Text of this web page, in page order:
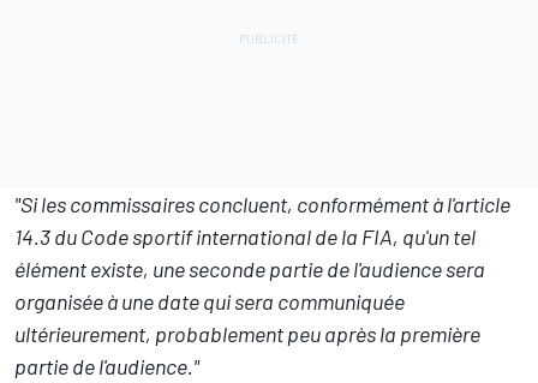
"Si les commissaires concluent, conformément à l'article
14.3 du Code sportif international de la FIA, qu'un tel
élément existe, une seconde partie de l'audience sera
organisée à une date qui sera communiquée
ultérieurement, probablement peu après la première
partie de l'audience."